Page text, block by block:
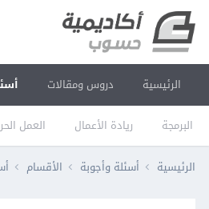
الرئيسية دروس ومقالات
البرمجة ريادة الأعمال العمل الحر
الرئيسية أسئلة وأجوبة الأقسام